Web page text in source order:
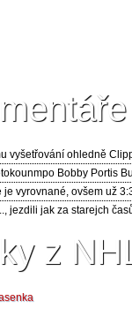
vyšetřování ohledně
Bobby Portis
vyrovnané, ovšem už
jezdili jak za starejch
z